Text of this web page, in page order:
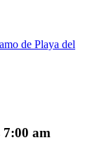
de Playa del
7:00 am